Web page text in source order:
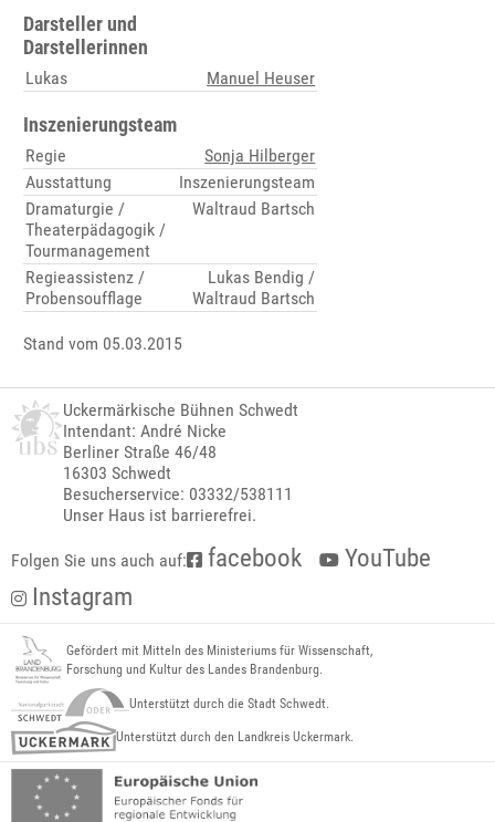
Darsteller und
Darstellerinnen
Lukas Manuel Heuser
Inszenierungsteam
Regie
Sonja Hilberger
Ausstattung
Inszenierungsteam
Dramaturgie /
Theaterpädagogik /
Tourmanagement
Waltraud Bartsch
Regieassistenz /
Probensoufflage
Lukas Bendig /
Waltraud Bartsch
Stand vom 05.03.2015
Uckermärkische Bühnen Schwedt
Intendant: André Nicke
Berliner Straße 46/48
16303 Schwedt
Besucherservice: 03332/538111
Unser Haus ist barrierefrei.
Folgen Sie uns auch auf: facebook
YouTube
Instagram
Gefördert mit Mitteln des Ministeriums für Wissenschaft,
Forschung und Kultur des Landes Brandenburg.
Unterstützt durch die Stadt Schwedt.
Unterstützt durch den Landkreis Uckermark.